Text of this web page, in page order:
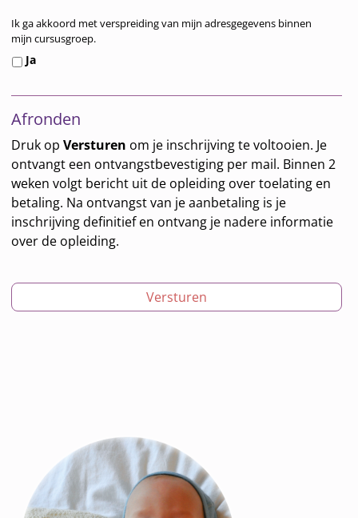
i
n
d
r
a
k
t
i
j
k
a
a
r
n
*
o
o
r
a
r
d
e
n
*
k
t
e
i
j
n
,
b
e
t
n
D
e
l
g
e
g
e
v
e
n
Ik ga akkoord met verspreiding van mijn adresgegevens binnen
mijn cursusgroep.
Ja
Afronden
Druk opVersturen om je inschrijving te voltooien. Je
ontvangt een ontvangstbevestiging per mail. Binnen 2
weken volgt bericht uit de opleiding over toelating en
betaling. Na ontvangst van je aanbetaling is je
inschrijving definitief en ontvang je nadere informatie
over de opleiding.